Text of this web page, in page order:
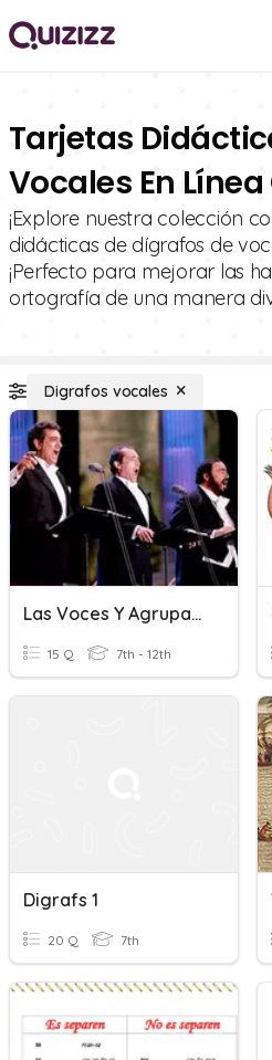
Tarjetas
Vocales En
¡Explore nuestra colección
didácticas de dígrafos de
¡Perfecto para mejorar las
ortografía de una manera
Digrafos vocales
Las Voces Y Agrupaciones Vocales
15 Q 7th - 12th
Digrafs 1
20 Q 7th